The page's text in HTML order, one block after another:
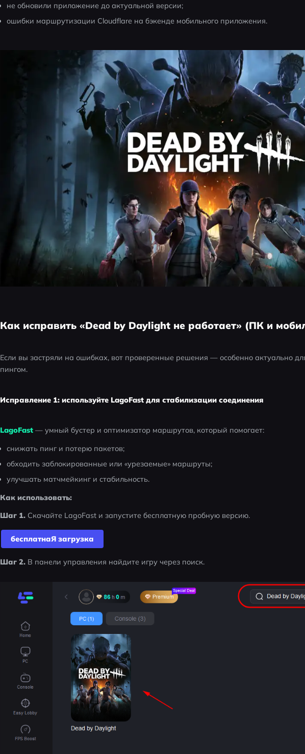
не обновили приложение до актуальной версии;
ошибки маршрутизации Cloudflare на бэкенде мобильного приложения.
Как исправить «Dead by Daylight не работает» (ПК и
Если вы застряли на ошибках, вот проверенные решения — особенно актуально
пингом.
Исправление 1: используйте LagoFast для стабилизации соединения
LagoFast — умный бустер и оптимизатор маршрутов, который помогает:
снижать пинг и потерю пакетов;
обходить заблокированные или «урезаемые» маршруты;
улучшать матчмейкинг и стабильность.
Как использовать:
Шаг 1. Скачайте LagoFast и запустите бесплатную пробную версию.
бесплатнаЯ загрyзка
Шаг 2. В панели управления найдите игру через поиск.